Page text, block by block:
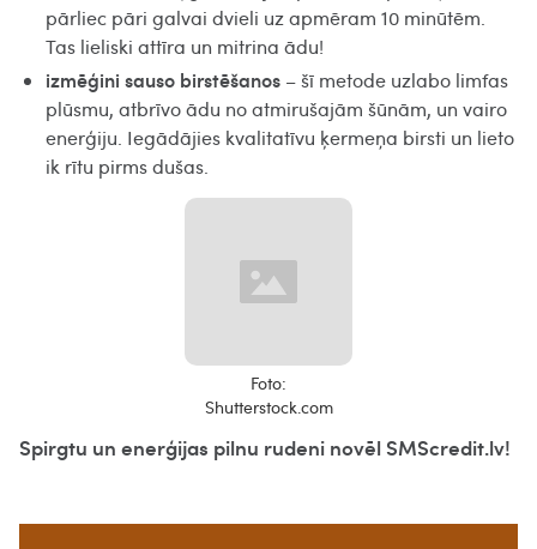
pārliec pāri galvai dvieli uz apmēram 10 minūtēm.
Tas lieliski attīra un mitrina ādu!
izmēģini sauso birstēšanos – šī metode uzlabo limfas
plūsmu, atbrīvo ādu no atmirušajām šūnām, un vairo
enerģiju. Iegādājies kvalitatīvu ķermeņa birsti un lieto
ik rītu pirms dušas.
Foto:
Shutterstock.com
Spirgtu un enerģijas pilnu rudeni novēl SMScredit.lv!